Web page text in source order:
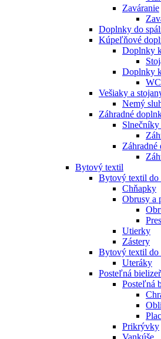
Zaváranie
Doplnky do
Kúpeľňové
Doplnky
Doplnky
Vešiaky a
Nemý
Záhradné
Slnečníky
Záhradné
Bytový textil
Bytový textil do
Chňapky
Obrusy a
Utierky
Zástery
Bytový textil do
Uteráky
Posteľná
Posteľná
Prikrývky
Vankúše